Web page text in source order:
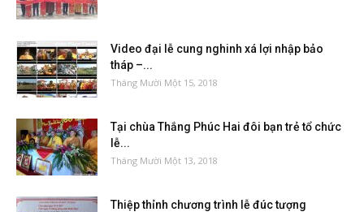
Video đại lễ cung nghinh xá lợi nhập bảo
tháp –...
Tháng Mười Một 15, 2018
Tại chùa Thắng Phúc Hai đôi bạn trẻ tổ chức
lễ...
Tháng Mười Một 13, 2018
Thiệp thỉnh chương trình lễ đúc tượng